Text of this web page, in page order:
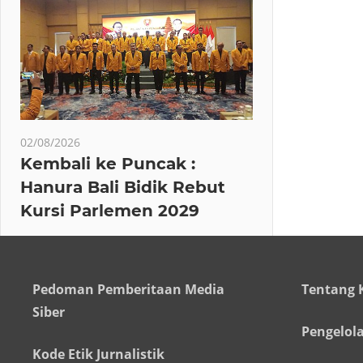
02/08/2026
Kembali ke Puncak :
Hanura Bali Bidik Rebut
Kursi Parlemen 2029
Pedoman Pemberitaan Media
Siber
Kode Etik Jurnalistik
Tentang
Pengelola